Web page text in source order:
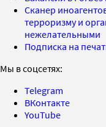
Сканер
терроризму и
нежелательными
Подписка на
Мы в соцсетях:
Telegram
ВКонтакте
YouTube